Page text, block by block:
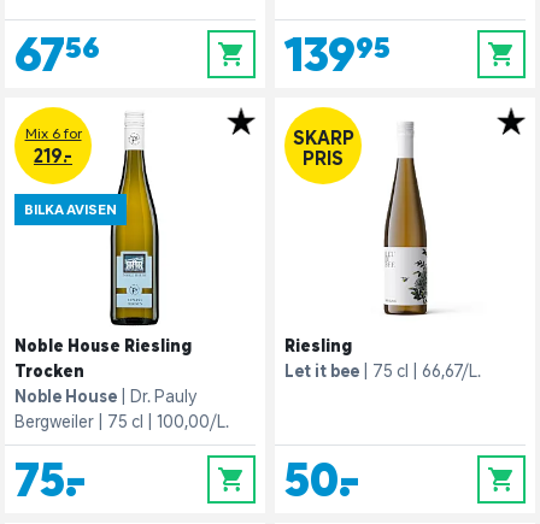
67,56 0 139,95 0
Mix 6 for
219.-
BILKA AVISEN
Noble House Riesling
Trocken
Noble House
Dr. Pauly
Bergweiler
75 cl 100,00/L.
75,- 0
SKARP
PRIS
Riesling
Let it bee
75 cl 66,67/L.
50,- 0